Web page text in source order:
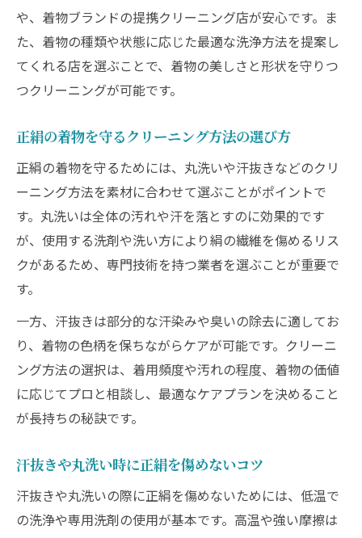
や、着物ブランドの提携クリーニング店が安心です。ま
た、着物の種類や状態に応じた最適な洗浄方法を提案し
てくれる店を選ぶことで、着物の美しさと形状を守りつ
つクリーニングが可能です。
正絹の着物を守るクリーニング方法の選び方
正絹の着物を守るためには、丸洗いや汗抜きなどのクリ
ーニング方法を素材に合わせて選ぶことがポイントで
す。丸洗いは全体の汚れや汗を落とすのに効果的です
が、使用する洗剤や洗い方により絹の繊維を傷めるリス
クがあるため、専門技術を持つ業者を選ぶことが重要で
す。
一方、汗抜きは部分的な汗染みや臭いの除去に適してお
り、着物の色柄を保ちながらケアが可能です。クリーニ
ング方法の選択は、着用頻度や汚れの程度、着物の価値
に応じてプロと相談し、最適なケアプランを決めること
が長持ちの秘訣です。
汗抜きや丸洗い時に正絹を傷めないコツ
汗抜きや丸洗いの際に正絹を傷めないためには、低温で
の洗浄や専用洗剤の使用が基本です。高温や強い摩擦は